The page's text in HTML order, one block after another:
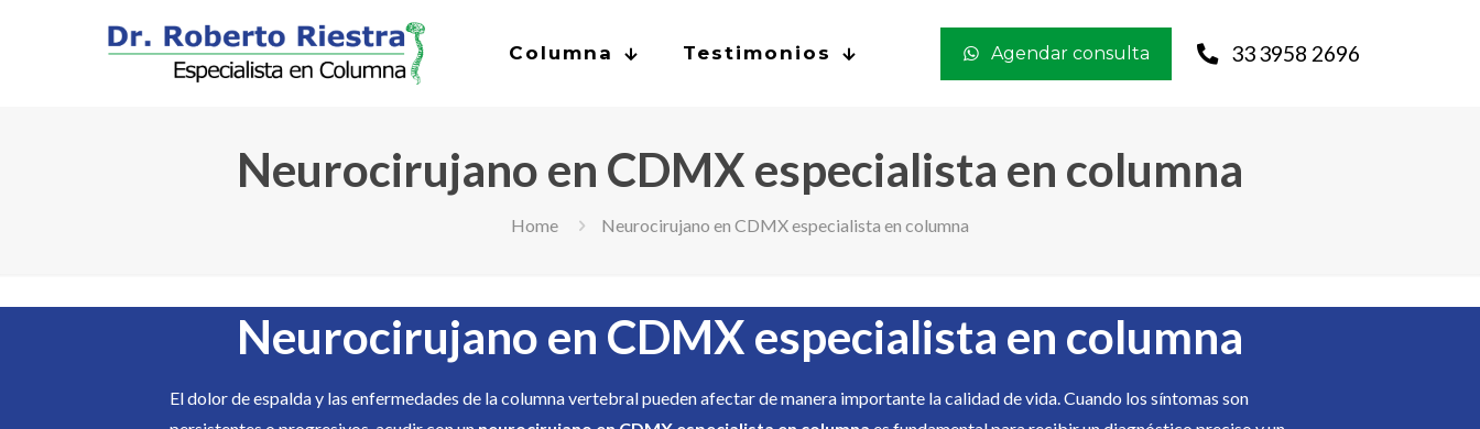
Columna Testimonios Agendar consulta 33 3958 2696
Neurocirujano en CDMX especialista en columna
Home Neurocirujano en CDMX especialista en columna
Neurocirujano en CDMX especialista en columna
El dolor de espalda y las enfermedades de la columna vertebral pueden afectar de manera importante la calidad de vida. Cuando los síntomas son